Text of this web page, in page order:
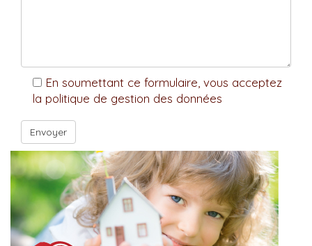
En soumettant ce formulaire, vous acceptez
la politique de gestion des données